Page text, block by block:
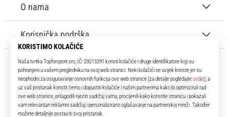
11teamsports.hr
Tvoj smo pouzdani suigrač već više od 16 godina! Cijelo to vrijeme
donosimo ti najbolje i najnovije proizvode iz svijeta nogometa.
O nama
Korisnička podrška